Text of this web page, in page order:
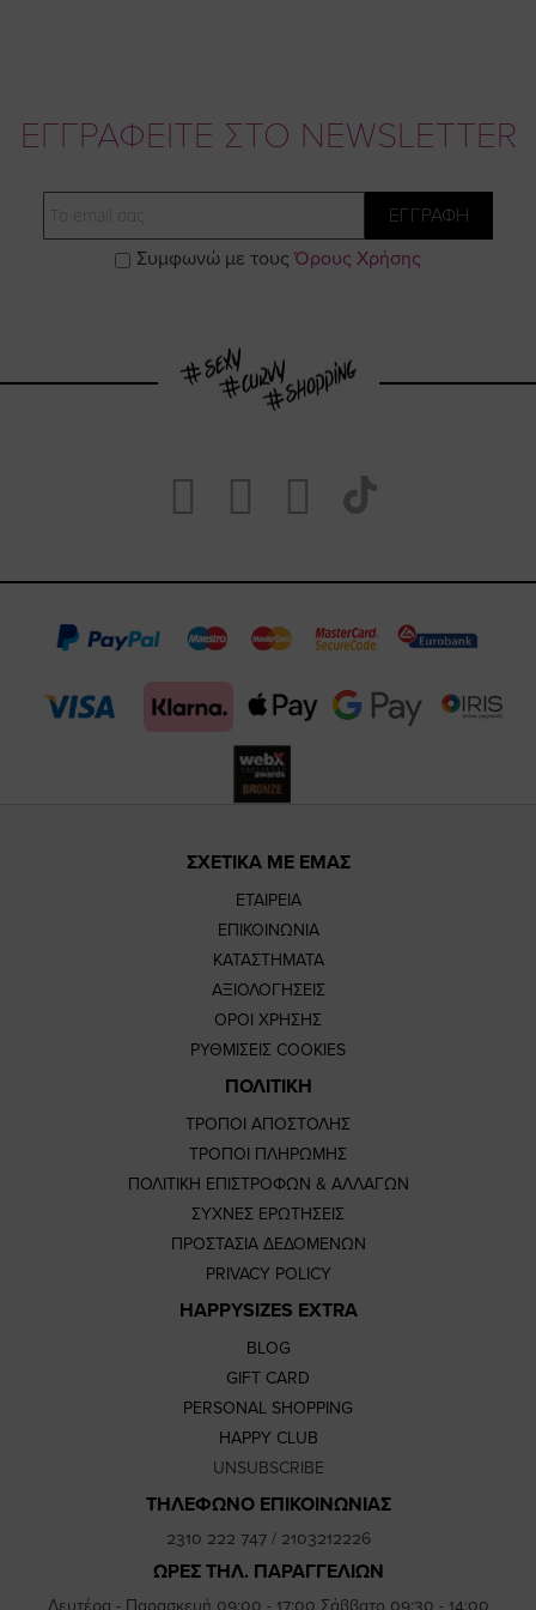
ΕΓΓΡΑΦΕΙΤΕ ΣΤΟ NEWSLETTER
ΕΓΓΡΑΦΗ
Συμφωνώ με τους Όρους Χρήσης
Visit
https://
page
Visit
https://
page
Visit
https://
page
our
TikTok
page
ΣΧΕΤΙΚΑ ΜΕ ΕΜΑΣ
ΕΤΑΙΡΕΙΑ
ΕΠΙΚΟΙΝΩΝΙΑ
ΚΑΤΑΣΤΗΜΑΤΑ
ΑΞΙΟΛΟΓΗΣΕΙΣ
ΟΡΟΙ ΧΡΗΣΗΣ
ΡΥΘΜΙΣΕΙΣ COOKIES
ΠΟΛΙΤΙΚΗ
ΤΡΟΠΟΙ ΑΠΟΣΤΟΛΗΣ
ΤΡΟΠΟΙ ΠΛΗΡΩΜΗΣ
ΠΟΛΙΤΙΚΗ ΕΠΙΣΤΡΟΦΩΝ & ΑΛΛΑΓΩΝ
ΣΥΧΝΕΣ ΕΡΩΤΗΣΕΙΣ
ΠΡΟΣΤΑΣΙΑ ΔΕΔΟΜΕΝΩΝ
PRIVACY POLICY
HAPPYSIZES EXTRA
BLOG
GIFT CARD
PERSONAL SHOPPING
HAPPY CLUB
UNSUBSCRIBE
ΤΗΛΕΦΩΝΟ ΕΠΙΚΟΙΝΩΝΙΑΣ
2310 222 747/ 2103212226
ΩΡΕΣ ΤΗΛ. ΠΑΡΑΓΓΕΛΙΩΝ
Δευτέρα - Παρασκευή 09:00 - 17:00 Σάββατο 09:30 - 14:00